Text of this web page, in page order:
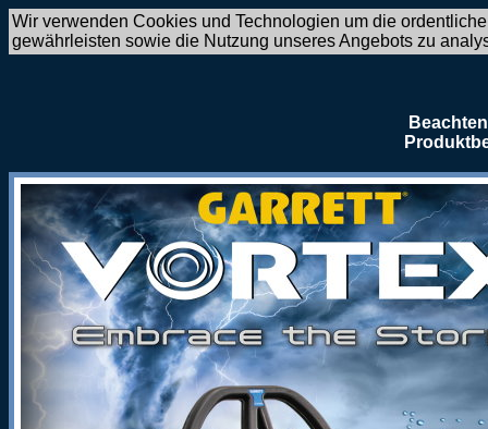
Wir verwenden Cookies und Technologien um die
gewährleisten sowie die Nutzung unseres Angebots zu